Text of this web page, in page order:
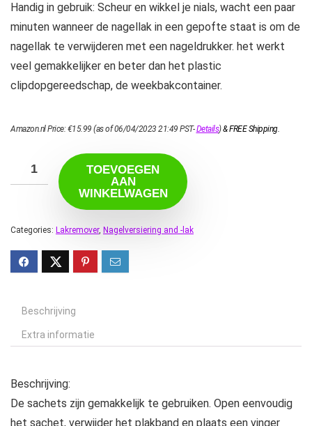
Handig in gebruik: Scheur en wikkel je nials, wacht een paar
minuten wanneer de nagellak in een gepofte staat is om de
nagellak te verwijderen met een nageldrukker. het werkt
veel gemakkelijker en beter dan het plastic
clipdopgereedschap, de weekbakcontainer.
Amazon.nl Price:€15.99 (as of 06/04/2023 21:49 PST-Details)&FREE Shipping.
TOEVOEGEN
AAN
WINKELWAGEN
Categories: Lakremover, Nagelversiering and -lak
Beschrijving
Extra informatie
Beschrijving:
De sachets zijn gemakkelijk te gebruiken. Open eenvoudig
het sachet, verwijder het plakband en plaats een vinger